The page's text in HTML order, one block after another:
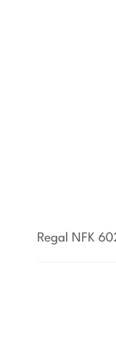
Regal NFK